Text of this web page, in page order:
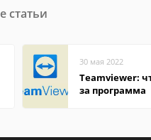
статьи
30 мая 2022
Teamviewer:
за программа